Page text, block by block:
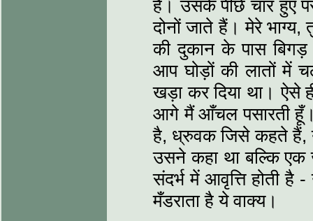
है। उसके पीछे चार हुए
दोनों जाते हैं। मेरे भाग्‍य,
की दुकान के पास
आप घोड़ों की लातों में
खड़ा कर दिया था। ऐसे
आगे मैं आँचल पसारती
है, ध्रुवक जिसे कहते हैं, ये
उसने कहा था बल्कि एक
संदर्भ में आवृत्ति होती
मँडराता है ये वाक्‍य।